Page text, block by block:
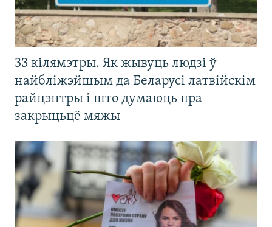
33 кілямэтры. Як жывуць людзі ў
найбліжэйшым да Беларусі латвійскім
райцэнтры і што думаюць пра
закрыцьцё мяжы